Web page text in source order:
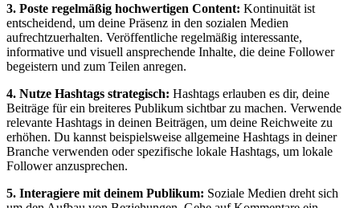
3. Poste regelmäßig hochwertigen Content: Kontinuität ist
entscheidend, um deine Präsenz in den sozialen Medien
aufrechtzuerhalten. Veröffentliche regelmäßig interessante,
informative und visuell ansprechende Inhalte, die deine Follower
begeistern und zum Teilen anregen.
4. Nutze Hashtags strategisch: Hashtags erlauben es dir, deine
Beiträge für ein breiteres Publikum sichtbar zu machen. Verwende
relevante Hashtags in deinen Beiträgen, um deine Reichweite zu
erhöhen. Du kannst beispielsweise allgemeine Hashtags in deiner
Branche verwenden oder spezifische lokale Hashtags, um lokale
Follower anzusprechen.
5. Interagiere mit deinem Publikum: Soziale Medien dreht sich